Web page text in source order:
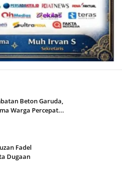
Beton Garuda,
Warga Percepat...
Fadel
Dugaan